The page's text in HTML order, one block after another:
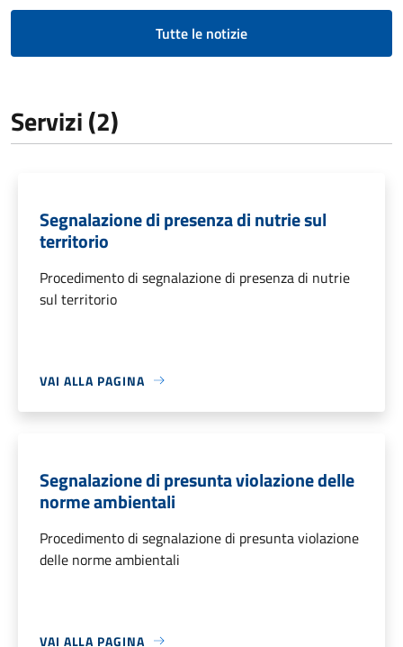
Tutte le notizie
Servizi (2)
Segnalazione di presenza di nutrie sul
territorio
Procedimento di segnalazione di presenza di nutrie
sul territorio
VAI ALLA PAGINA
Segnalazione di presunta violazione delle
norme ambientali
Procedimento di segnalazione di presunta violazione
delle norme ambientali
VAI ALLA PAGINA